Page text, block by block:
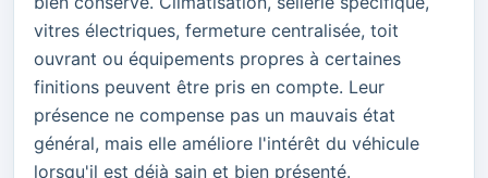
vitres électriques, fermeture centralisée, toit
ouvrant ou équipements propres à certaines
finitions peuvent être pris en compte. Leur
présence ne compense pas un mauvais état
général, mais elle améliore l'intérêt du véhicule
lorsqu'il est déjà sain et bien présenté.